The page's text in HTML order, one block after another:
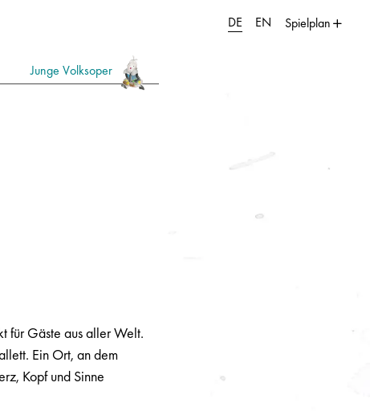
Junge Volksoper
DE EN Spielplan
für Gäste aus aller Welt.
Ein Ort, an dem
Kopf und Sinne